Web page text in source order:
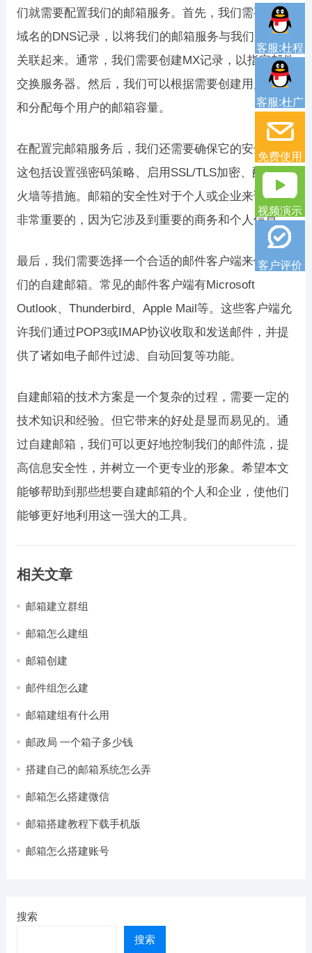
们就需要配置我们的邮箱服务。首先，我们需要设置
域名的DNS记录，以将我们的邮箱服务与我们的域名
关联起来。通常，我们需要创建MX记录，以指定邮件
交换服务器。然后，我们可以根据需要创建用户帐户
和分配每个用户的邮箱容量。
在配置完邮箱服务后，我们还需要确保它的安全性。
这包括设置强密码策略、启用SSL/TLS加密、配置防
火墙等措施。邮箱的安全性对于个人或企业来说都是
非常重要的，因为它涉及到重要的商务和个人信息。
最后，我们需要选择一个合适的邮件客户端来使用我
们的自建邮箱。常见的邮件客户端有Microsoft
Outlook、Thunderbird、Apple Mail等。这些客户端允
许我们通过POP3或IMAP协议收取和发送邮件，并提
供了诸如电子邮件过滤、自动回复等功能。
自建邮箱的技术方案是一个复杂的过程，需要一定的
技术知识和经验。但它带来的好处是显而易见的。通
过自建邮箱，我们可以更好地控制我们的邮件流，提
高信息安全性，并树立一个更专业的形象。希望本文
能够帮助到那些想要自建邮箱的个人和企业，使他们
能够更好地利用这一强大的工具。
相关文章
邮箱建立群组
邮箱怎么建组
邮箱创建
邮件组怎么建
邮箱建组有什么用
邮政局 一个箱子多少钱
搭建自己的邮箱系统怎么弄
邮箱怎么搭建微信
邮箱搭建教程下载手机版
邮箱怎么搭建账号
搜索
搜索
客服:杜程
客服:杜广
免费使用
视频演示
客户评价